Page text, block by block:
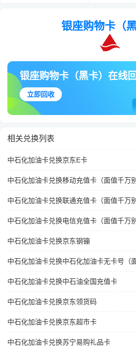
银座购物卡（黑
银座购物卡（黑卡）在线
立即回收
相关兑换列表
中石化加油卡兑换京东E卡
中石化加油卡兑换移动充值卡（面值千万
中石化加油卡兑换联通充值卡（面值千万
中石化加油卡兑换电信充值卡（面值千万
中石化加油卡兑换京东钢镚
中石化加油卡兑换中石化加油卡无卡号（
中石化加油卡兑换中石油全国充值卡
中石化加油卡兑换京东领货码
中石化加油卡兑换京东超市卡
中石化加油卡兑换苏宁易购礼品卡